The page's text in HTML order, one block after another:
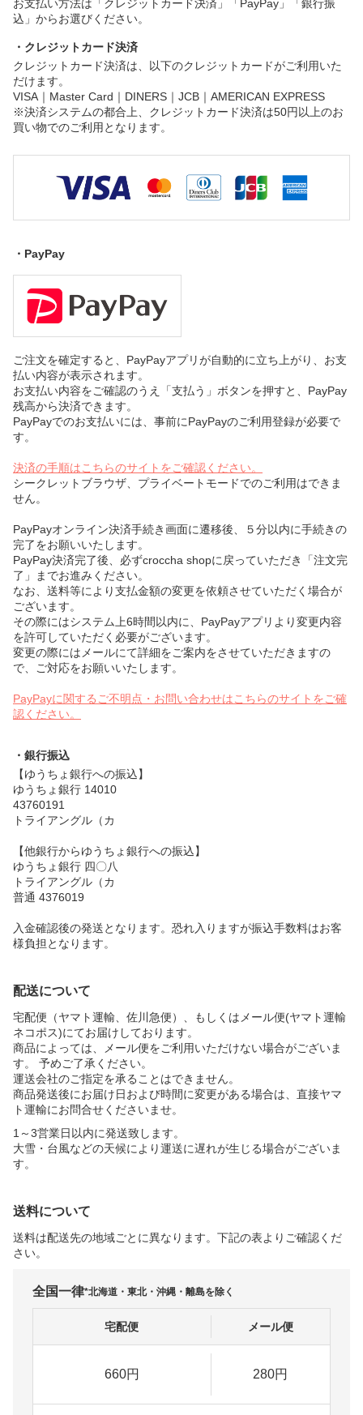
お支払い方法は「クレジットカード決済」「PayPay」「銀行振
込」からお選びください。
・クレジットカード決済
クレジットカード決済は、以下のクレジットカードがご利用いた
だけます。
VISA｜Master Card｜DINERS｜JCB｜AMERICAN EXPRESS
※決済システムの都合上、クレジットカード決済は50円以上のお
買い物でのご利用となります。
・PayPay
ご注文を確定すると、PayPayアプリが自動的に立ち上がり、お支
払い内容が表示されます。
お支払い内容をご確認のうえ「支払う」ボタンを押すと、PayPay
残高から決済できます。
PayPayでのお支払いには、事前にPayPayのご利用登録が必要で
す。
決済の手順はこちらのサイトをご確認ください。
シークレットブラウザ、プライベートモードでのご利用はできま
せん。
PayPayオンライン決済手続き画面に遷移後、５分以内に手続きの
完了をお願いいたします。
PayPay決済完了後、必ずcroccha shopに戻っていただき「注文完
了」までお進みください。
なお、送料等により支払金額の変更を依頼させていただく場合が
ございます。
その際にはシステム上6時間以内に、PayPayアプリより変更内容
を許可していただく必要がございます。
変更の際にはメールにて詳細をご案内をさせていただきますの
で、ご対応をお願いいたします。
PayPayに関するご不明点・お問い合わせはこちらのサイトをご確
認ください。
・銀行振込
【ゆうちょ銀行への振込】
ゆうちょ銀行 14010
43760191
トライアングル（カ
【他銀行からゆうちょ銀行への振込】
ゆうちょ銀行 四〇八
トライアングル（カ
普通 4376019
入金確認後の発送となります。恐れ入りますが振込手数料はお客
様負担となります。
配送について
宅配便（ヤマト運輸、佐川急便）、もしくはメール便(ヤマト運輸
ネコポス)にてお届けしております。
商品によっては、メール便をご利用いただけない場合がございま
す。 予めご了承ください。
運送会社のご指定を承ることはできません。
商品発送後にお届け日および時間に変更がある場合は、直接ヤマ
ト運輸にお問合せくださいませ。
1～3営業日以内に発送致します。
大雪・台風などの天候により運送に遅れが生じる場合がございま
す。
送料について
送料は配送先の地域ごとに異なります。下記の表よりご確認くだ
さい。
全国一律*北海道・東北・沖縄・離島を除く
宅配便 メール便
660円 280円